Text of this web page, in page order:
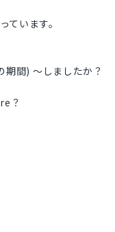
ています。
期間) ～しましたか？
？